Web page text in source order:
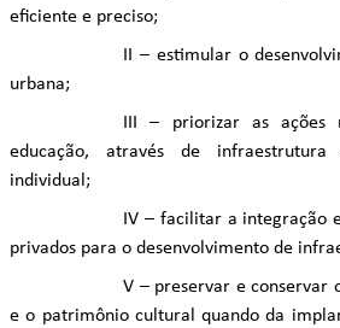
eficiente e preciso;
II – estimular o
urbana;
III – priorizar as ações
educação, através de
individual;
IV – facilitar a integração
privados para o desenvolvimento de
V – preservar e conservar
e o patrimônio cultural quando da